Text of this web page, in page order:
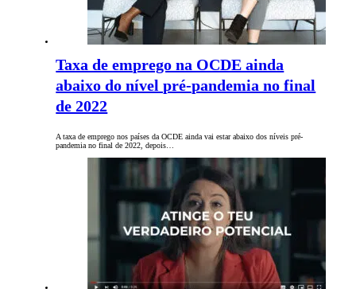
Taxa de emprego na OCDE ainda
abaixo do nível pré-pandemia no final
de 2022
A taxa de emprego nos países da OCDE ainda vai estar abaixo dos níveis pré-
pandemia no final de 2022, depois…